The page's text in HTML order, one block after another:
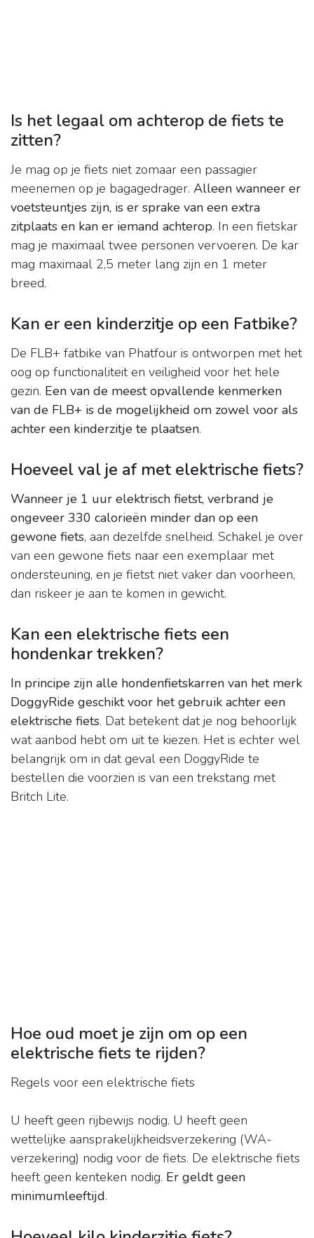
Is het legaal om achterop de fiets te
zitten?
​Je mag op je fiets niet zomaar een passagier
meenemen op je bagagedrager. Alleen wanneer er
voetsteuntjes zijn, is er sprake van een extra
zitplaats en kan er iemand achterop. In een fietskar
mag je maximaal twee personen vervoeren. De kar
mag maximaal 2,5 meter lang zijn en 1 meter
breed.
Kan er een kinderzitje op een Fatbike?
De FLB+ fatbike van Phatfour is ontworpen met het
oog op functionaliteit en veiligheid voor het hele
gezin. Een van de meest opvallende kenmerken
van de FLB+ is de mogelijkheid om zowel voor als
achter een kinderzitje te plaatsen.
Hoeveel val je af met elektrische fiets?
Wanneer je 1 uur elektrisch fietst, verbrand je
ongeveer 330 calorieën minder dan op een
gewone fiets, aan dezelfde snelheid. Schakel je over
van een gewone fiets naar een exemplaar met
ondersteuning, en je fietst niet vaker dan voorheen,
dan riskeer je aan te komen in gewicht.
Kan een elektrische fiets een
hondenkar trekken?
In principe zijn alle hondenfietskarren van het merk
DoggyRide geschikt voor het gebruik achter een
elektrische fiets. Dat betekent dat je nog behoorlijk
wat aanbod hebt om uit te kiezen. Het is echter wel
belangrijk om in dat geval een DoggyRide te
bestellen die voorzien is van een trekstang met
Britch Lite.
Hoe oud moet je zijn om op een
elektrische fiets te rijden?
Regels voor een elektrische fiets
U heeft geen rijbewijs nodig. U heeft geen
wettelijke aansprakelijkheidsverzekering (WA-
verzekering) nodig voor de fiets. De elektrische fiets
heeft geen kenteken nodig. Er geldt geen
minimumleeftijd.